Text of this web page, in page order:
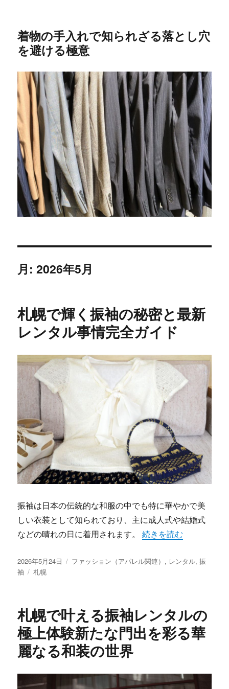
着物の手入れで知られざる落とし穴
を避ける極意
月:2026年5月
札幌で輝く振袖の秘密と最新
レンタル事情完全ガイド
振袖は日本の伝統的な和服の中でも特に華やかで美
しい衣装として知られており、主に成人式や結婚式
などの晴れの日に着用されます。“札幌で輝く振袖の秘
続きを読む
投
稿
2026年5月24日
カ
ファッション（アパレル関連） , レンタル,振
袖
タ
札幌
札幌で叶える振袖レンタルの
極上体験新たな門出を彩る華
麗なる和装の世界